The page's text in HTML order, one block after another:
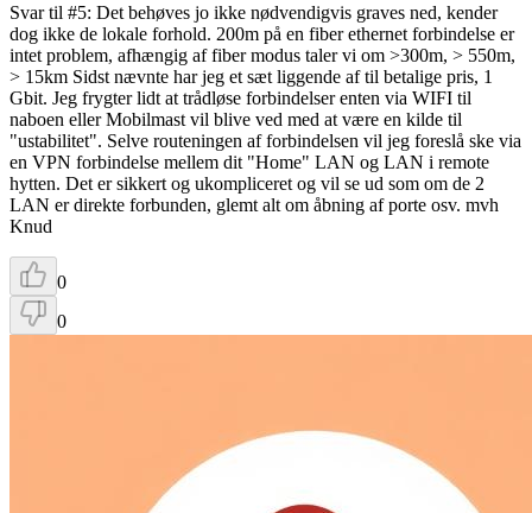
Svar til #5: Det behøves jo ikke nødvendigvis graves ned, kender
dog ikke de lokale forhold. 200m på en fiber ethernet forbindelse er
intet problem, afhængig af fiber modus taler vi om >300m, > 550m,
> 15km Sidst nævnte har jeg et sæt liggende af til betalige pris, 1
Gbit. Jeg frygter lidt at trådløse forbindelser enten via WIFI til
naboen eller Mobilmast vil blive ved med at være en kilde til
"ustabilitet". Selve routeningen af forbindelsen vil jeg foreslå ske via
en VPN forbindelse mellem dit "Home" LAN og LAN i remote
hytten. Det er sikkert og ukompliceret og vil se ud som om de 2
LAN er direkte forbunden, glemt alt om åbning af porte osv. mvh
Knud
0
0